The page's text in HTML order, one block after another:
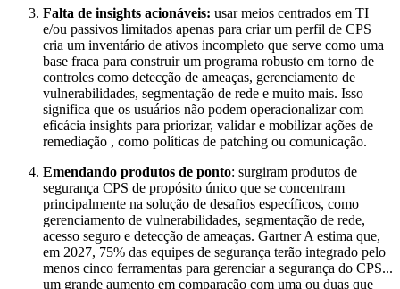
Falta de insights acionáveis: usar meios centrados em TI
e/ou passivos limitados apenas para criar um perfil de CPS
cria um inventário de ativos incompleto que serve como uma
base fraca para construir um programa robusto em torno de
controles como detecção de ameaças, gerenciamento de
vulnerabilidades, segmentação de rede e muito mais. Isso
significa que os usuários não podem operacionalizar com
eficácia insights para priorizar, validar e mobilizar ações de
remediação , como políticas de patching ou comunicação.
Emendando produtos de ponto: surgiram produtos de
segurança CPS de propósito único que se concentram
principalmente na solução de desafios específicos, como
gerenciamento de vulnerabilidades, segmentação de rede,
acesso seguro e detecção de ameaças. Gartner A estima que,
em 2027, 75% das equipes de segurança terão integrado pelo
menos cinco ferramentas para gerenciar a segurança do CPS...
um grande aumento em comparação com uma ou duas que